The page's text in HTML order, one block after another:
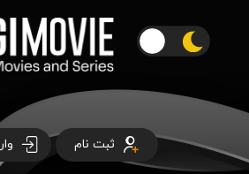
ثبت نام